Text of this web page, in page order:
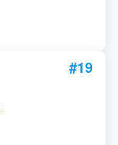
#19